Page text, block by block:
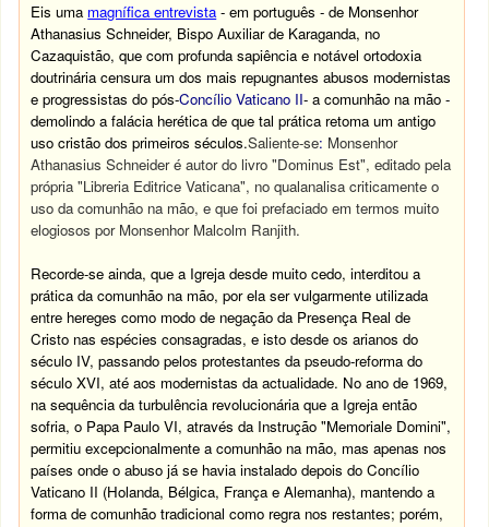
Eis uma magnífica entrevista- em português - de Monsenhor
Athanasius Schneider, Bispo Auxiliar de Karaganda, no
Cazaquistão, que com profunda sapiência e notável ortodoxia
doutrinária censura um dos mais repugnantes abusos modernistas
e progressistas do pós-Concílio Vaticano II- a comunhão na mão -
demolindo a falácia herética de que tal prática retoma um antigo
uso cristão dos primeiros séculos.Saliente-se: Monsenhor
Athanasius Schneider é autor do livro "Dominus Est", editado pela
própria "Libreria Editrice Vaticana", no qualanalisa criticamente o
uso da comunhão na mão, e que foi prefaciado em termos muito
elogiosos por Monsenhor Malcolm Ranjith.
Recorde-se ainda, que a Igreja desde muito cedo, interditou a
prática da comunhão na mão, por ela ser vulgarmente utilizada
entre hereges como modo de negação da Presença Real de
Cristo nas espécies consagradas, e isto desde os arianos do
século IV, passando pelos protestantes da pseudo-reforma do
século XVI, até aos modernistas da actualidade. No ano de 1969,
na sequência da turbulência revolucionária que a Igreja então
sofria, o Papa Paulo VI, através da Instrução "Memoriale Domini",
permitiu excepcionalmente a comunhão na mão, mas apenas nos
países onde o abuso já se havia instalado depois do Concílio
Vaticano II (Holanda, Bélgica, França e Alemanha), mantendo a
forma de comunhão tradicional como regra nos restantes; porém,